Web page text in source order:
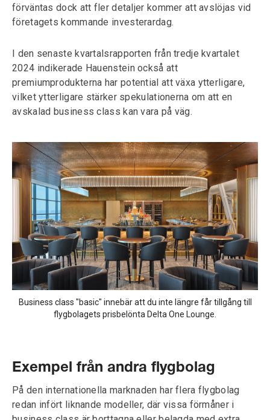
förväntas dock att fler detaljer kommer att avslöjas vid
företagets kommande investerardag.
I den senaste kvartalsrapporten från tredje kvartalet
2024 indikerade Hauenstein också att
premiumprodukterna har potential att växa ytterligare,
vilket ytterligare stärker spekulationerna om att en
avskalad business class kan vara på väg.
Business class "basic" innebär att du inte längre får tillgång till
flygbolagets prisbelönta Delta One Lounge.
Exempel från andra flygbolag
På den internationella marknaden har flera flygbolag
redan infört liknande modeller, där vissa förmåner i